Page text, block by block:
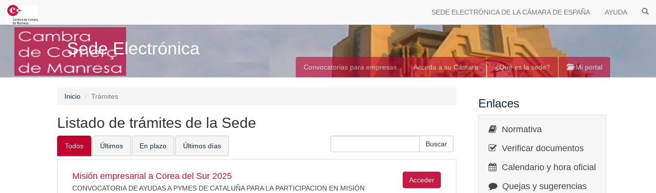
SEDE ELECTRÓNICA DE LA CÁMARA DE ESPAÑA AYUDA
Sede Electrónica
Convocatorias para empresas Acceda a su Cámara ¿Qué es la sede? Mi portal
Inicio Trámites
Listado de trámites de la Sede
Todos Últimos En plazo Últimos días
Misión empresarial a Corea del Sur 2025
CONVOCATORIA DE AYUDAS A PYMES DE CATALUÑA PARA LA PARTICIPACION EN MISIÓN
Acceder
Enlaces
Normativa
Verificar documentos
Calendario y hora oficial
Quejas y sugerencias